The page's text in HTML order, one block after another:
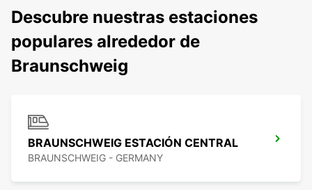
Descubre nuestras estaciones
populares alrededor de
Braunschweig
BRAUNSCHWEIG ESTACIÓN CENTRAL
BRAUNSCHWEIG - GERMANY